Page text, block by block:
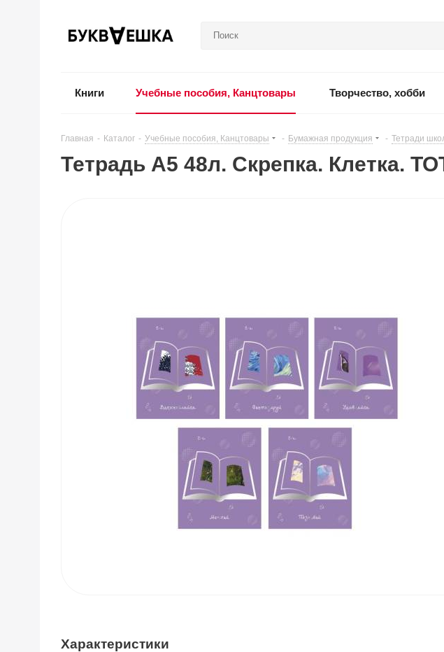
Книги Учебные пособия, Канцтовары Творчество, хобби
Главная - Каталог - Учебные пособия, Канцтовары - Бумажная продукция - Тетради
Тетрадь А5 48л. Скрепка. Клетка.
Характеристики